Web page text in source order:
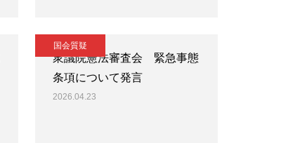
国会質疑
衆議院憲法審査会 緊急事態
条項について発言
2026.04.23